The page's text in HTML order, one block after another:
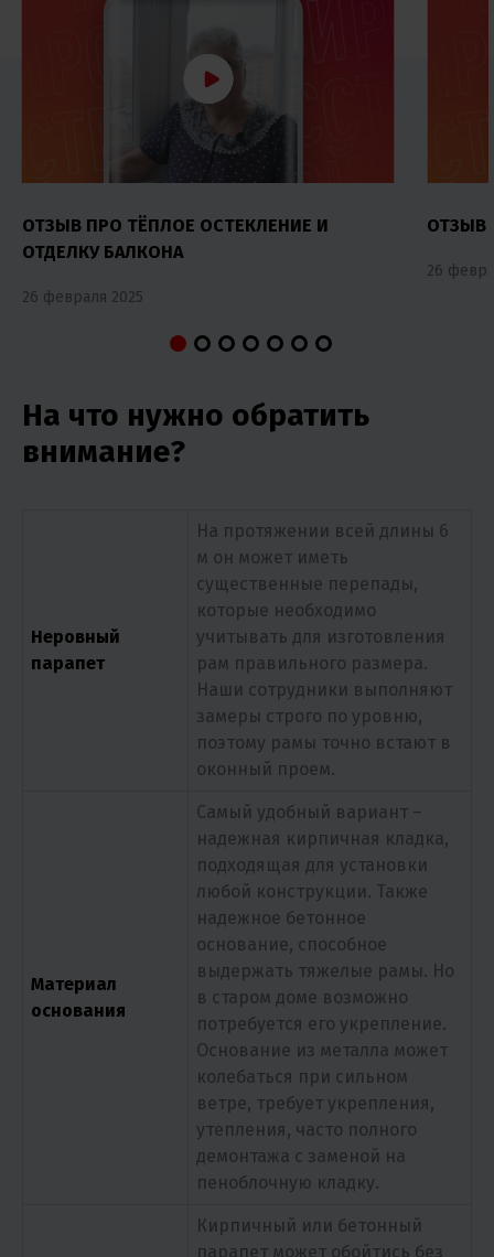
ОТЗЫВ ПРО ТЁПЛОЕ ОСТЕКЛЕНИЕ И
ОТДЕЛКУ БАЛКОНА
26 февраля 2025
ОТЗЫВ
26
На что нужно обратить
внимание?
Неровный
парапет
На протяжении всей длины 6
м он может иметь
существенные перепады,
которые необходимо
учитывать для изготовления
рам правильного размера.
Наши сотрудники выполняют
замеры строго по уровню,
поэтому рамы точно встают в
оконный проем.
Материал
основания
Самый удобный вариант –
надежная кирпичная кладка,
подходящая для установки
любой конструкции. Также
надежное бетонное
основание, способное
выдержать тяжелые рамы. Но
в старом доме возможно
потребуется его укрепление.
Основание из металла может
колебаться при сильном
ветре, требует укрепления,
утепления, часто полного
демонтажа с заменой на
пеноблочную кладку.
Кирпичный или бетонный
парапет может обойтись без